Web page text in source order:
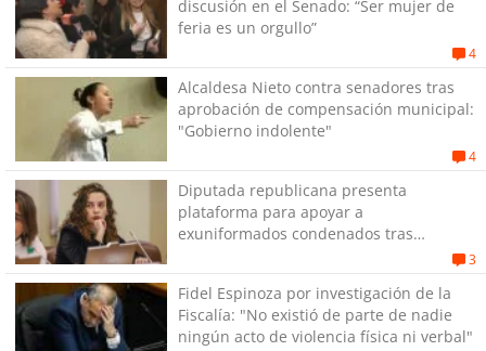
discusión en el Senado: “Ser mujer de
feria es un orgullo”
4
Alcaldesa Nieto contra senadores tras
aprobación de compensación municipal:
"Gobierno indolente"
4
Diputada republicana presenta
plataforma para apoyar a
exuniformados condenados tras
3
Fidel Espinoza por investigación de la
Fiscalía: "No existió de parte de nadie
ningún acto de violencia física ni verbal"